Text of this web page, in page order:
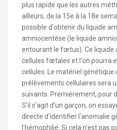
plus rapide que les autres
ailleurs, de la 15e à la 18e
possible d'obtenir du liquide
amniocentèse (le liquide
entourant le fœtus). Ce liquide
cellules fœtales et l'on pourra
cellules. Le matériel génétique
prélèvements cellulaires sera
suivants. Premièrement, pour
S'il s'agit d'un garçon, on
directe d'identifier l'anomalie
l'hémophilie. Si cela n'est pas